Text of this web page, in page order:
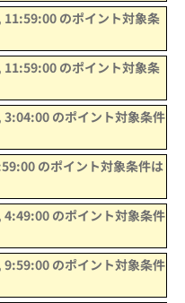
11:59:00 のポイント対象条
11:59:00 のポイント対象条
3:04:00 のポイント対象条件
のポイント対象条件は
4:49:00 のポイント対象条件
9:59:00 のポイント対象条件